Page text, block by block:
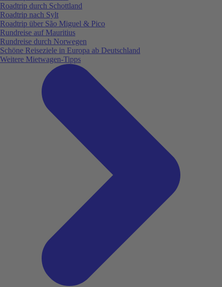
Roadtrip durch Schottland
Roadtrip nach Sylt
Roadtrip über São Miguel & Pico
Rundreise auf Mauritius
Rundreise durch Norwegen
Schöne Reiseziele in Europa ab Deutschland
Weitere Mietwagen-Tipps